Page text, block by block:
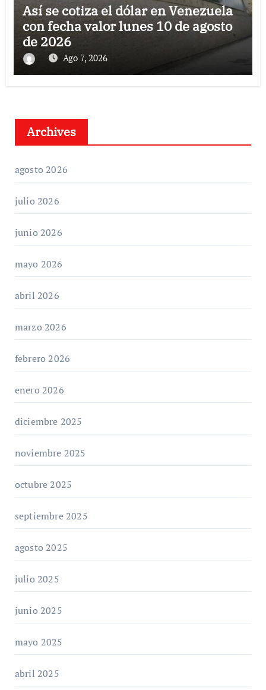
Así se cotiza el dólar en Venezuela
con fecha valor lunes 10 de agosto
de 2026
Ago 7, 2026
Archives
agosto 2026
julio 2026
junio 2026
mayo 2026
abril 2026
marzo 2026
febrero 2026
enero 2026
diciembre 2025
noviembre 2025
octubre 2025
septiembre 2025
agosto 2025
julio 2025
junio 2025
mayo 2025
abril 2025